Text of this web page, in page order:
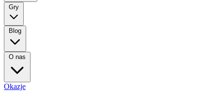
Gry
Blog
O nas
Okazje